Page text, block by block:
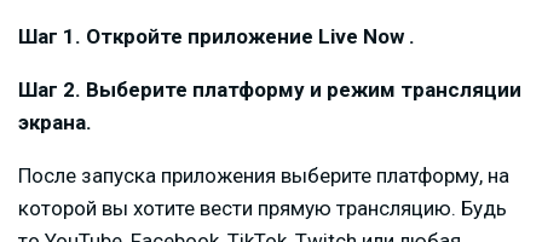
Шаг 1. Откройте приложение Live Now .
Шаг 2. Выберите платформу и режим трансляции
экрана.
После запуска приложения выберите платформу, на
которой вы хотите вести прямую трансляцию. Будь